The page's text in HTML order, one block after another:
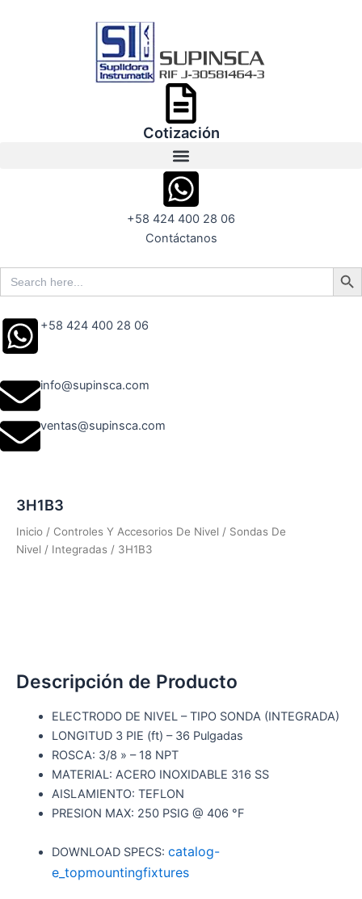
Cotización
+58 424 400 28 06
Contáctanos
Search
for:
Search
+58 424 400 28 06
info@supinsca.com
ventas@supinsca.com
3H1B3
Inicio / Controles Y Accesorios De Nivel / Sondas De
Nivel / Integradas / 3H1B3
Descripción de Producto
ELECTRODO DE NIVEL – TIPO SONDA (INTEGRADA)
LONGITUD 3 PIE (ft) – 36 Pulgadas
ROSCA: 3/8 » – 18 NPT
MATERIAL: ACERO INOXIDABLE 316 SS
AISLAMIENTO: TEFLON
PRESION MAX: 250 PSIG @ 406 °F
DOWNLOAD SPECS: catalog-
e_topmountingfixtures